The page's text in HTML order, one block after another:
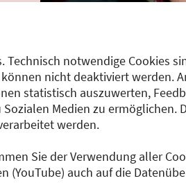
Technisch notwendige Cookies
nicht deaktiviert werden.
statistisch auszuwerten,
Medien zu ermöglichen.
werden.
Sie der Verwendung aller
(YouTube) auch auf die